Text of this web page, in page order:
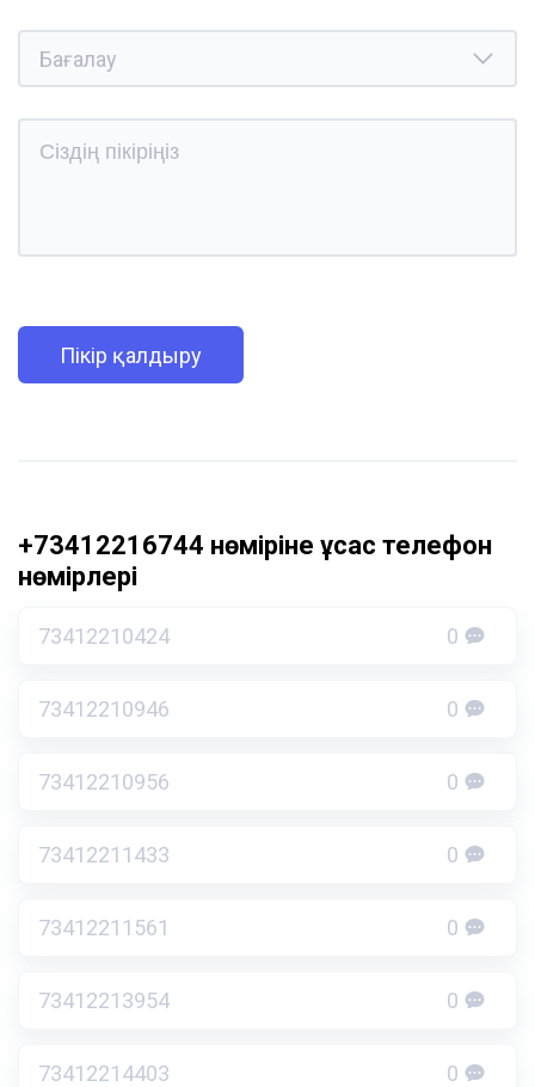
Пікір қалдыру
+73412216744 нөміріне ұқсас телефон
нөмірлері
73412210424 0
73412210946 0
73412210956 0
73412211433 0
73412211561 0
73412213954 0
73412214403 0